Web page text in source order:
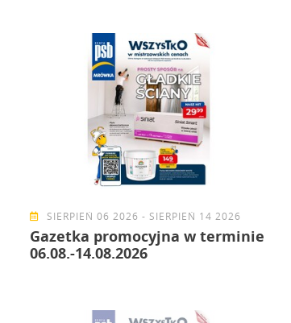
SIERPIEŃ 06 2026 - SIERPIEŃ 14 2026
Gazetka promocyjna w terminie
06.08.-14.08.2026